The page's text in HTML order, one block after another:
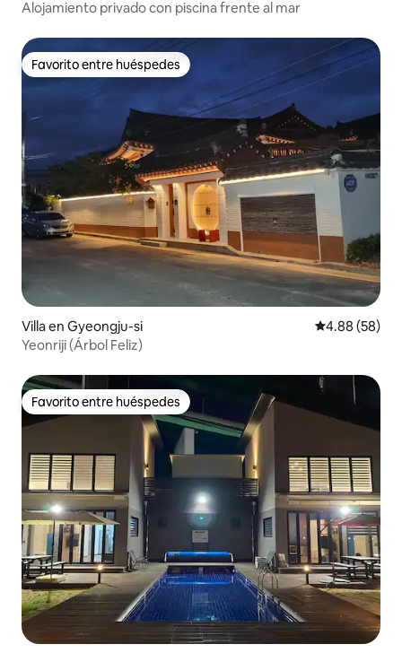
Alojamiento privado con piscina frente al mar
Favorito entre huéspedes
Favorito entre huéspedes
Villa en Gyeongju-si Calificación
4.88 (58)
Yeonriji (Árbol Feliz)
Favorito entre huéspedes
Favorito entre huéspedes